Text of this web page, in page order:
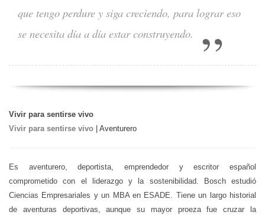
que tengo perdure y siga creciendo, para lograr eso
se necesita día a día estar construyendo.
Vivir para sentirse vivo
Vivir para sentirse vivo | Aventurero
Es aventurero, deportista, emprendedor y escritor español
comprometido con el liderazgo y la sostenibilidad. Bosch estudió
Ciencias Empresariales y un MBA en ESADE. Tiene un largo historial
de aventuras deportivas, aunque su mayor proeza fue cruzar la